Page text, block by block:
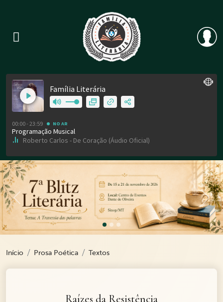
Previous
Início Prosa Poética Textos
Raízes da Resistência